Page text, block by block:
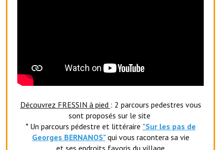
Les foulées Fressinoises
Le calendrier annuel
Liste et coordonnées des associations
Découvrez FRESSIN à pied : 2 parcours pedestres vous
sont proposés sur le site
* Un parcours pédestre et littéraire "Sur les pas de
Georges BERNANOS" qui vous racontera sa vie
et ses endroits favoris du village